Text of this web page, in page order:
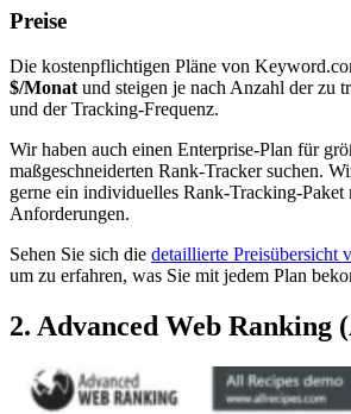
Preise
Die kostenpflichtigen Pläne von
$/Monat und steigen je nach Anzahl der zu
und der Tracking-Frequenz.
Wir haben auch einen Enterprise-Plan für
maßgeschneiderten Rank-Tracker suchen.
gerne ein individuelles Rank-Tracking-Paket
Anforderungen.
Sehen Sie sich die detaillierte Preisübersicht
um zu erfahren, was Sie mit jedem Plan
2. Advanced Web Ranking